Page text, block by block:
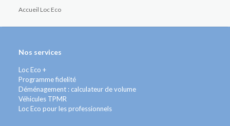
Accueil Loc Eco
Nos services
Loc Eco +
Programme fidelité
Déménagement : calculateur de volume
Véhicules TPMR
Loc Eco pour les professionnels